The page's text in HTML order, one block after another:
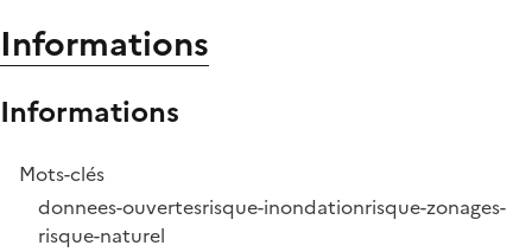
Informations
Informations
Mots-clés
donnees-ouvertesrisque-inondationrisque-zonages-
risque-naturel